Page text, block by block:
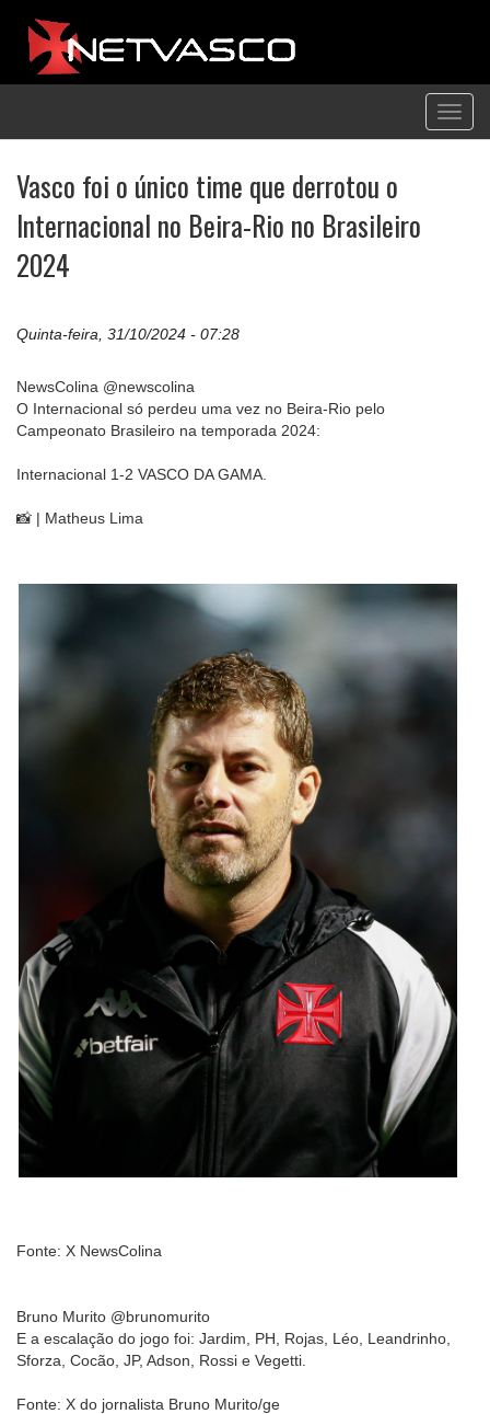
Vasco foi o único time que derrotou o
Internacional no Beira-Rio no Brasileiro
2024
Quinta-feira, 31/10/2024 - 07:28
NewsColina @newscolina
O Internacional só perdeu uma vez no Beira-Rio pelo
Campeonato Brasileiro na temporada 2024:
Internacional 1-2 VASCO DA GAMA.
📸 | Matheus Lima
Fonte: X NewsColina
Bruno Murito @brunomurito
E a escalação do jogo foi: Jardim, PH, Rojas, Léo, Leandrinho,
Sforza, Cocão, JP, Adson, Rossi e Vegetti.
Fonte: X do jornalista Bruno Murito/ge